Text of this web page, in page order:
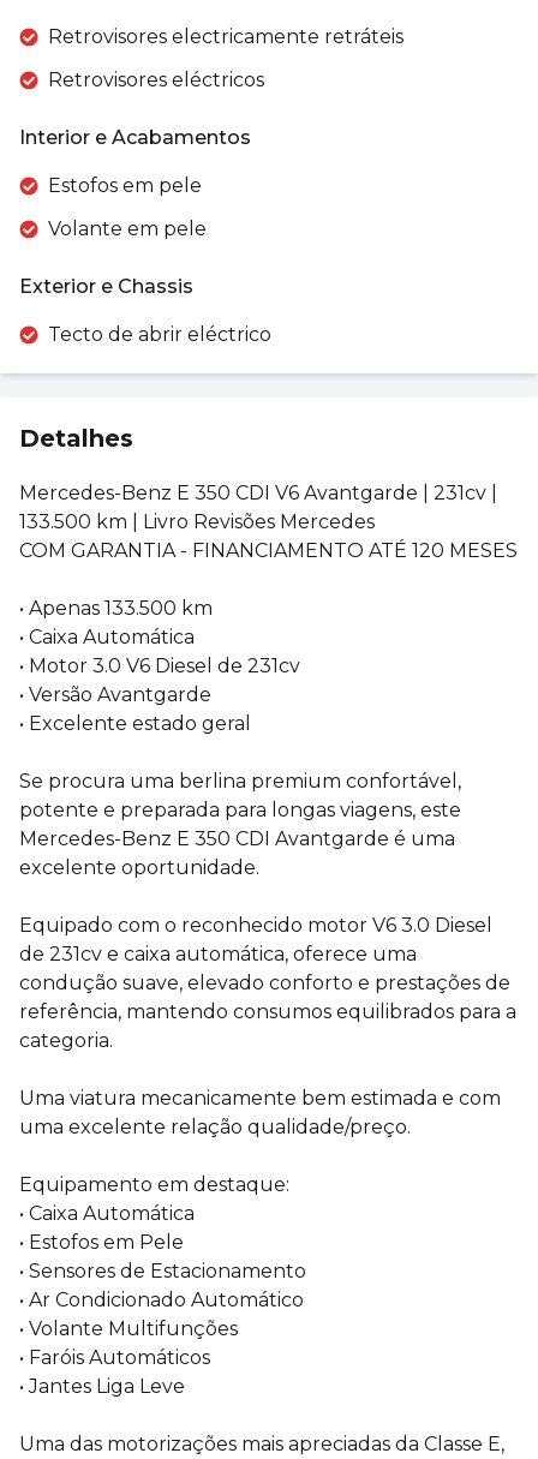
Retrovisores electricamente retráteis
Retrovisores eléctricos
Interior e Acabamentos
Estofos em pele
Volante em pele
Exterior e Chassis
Tecto de abrir eléctrico
Detalhes
Mercedes-Benz E 350 CDI V6 Avantgarde | 231cv |
133.500 km | Livro Revisões Mercedes
COM GARANTIA - FINANCIAMENTO ATÉ 120 MESES
• Apenas 133.500 km
• Caixa Automática
• Motor 3.0 V6 Diesel de 231cv
• Versão Avantgarde
• Excelente estado geral
Se procura uma berlina premium confortável,
potente e preparada para longas viagens, este
Mercedes-Benz E 350 CDI Avantgarde é uma
excelente oportunidade.
Equipado com o reconhecido motor V6 3.0 Diesel
de 231cv e caixa automática, oferece uma
condução suave, elevado conforto e prestações de
referência, mantendo consumos equilibrados para a
categoria.
Uma viatura mecanicamente bem estimada e com
uma excelente relação qualidade/preço.
Equipamento em destaque:
• Caixa Automática
• Estofos em Pele
• Sensores de Estacionamento
• Ar Condicionado Automático
• Volante Multifunções
• Faróis Automáticos
• Jantes Liga Leve
Uma das motorizações mais apreciadas da Classe E,